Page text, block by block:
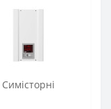
Симісторні